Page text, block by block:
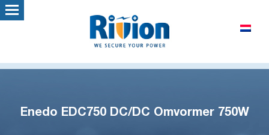
Enedo EDC750 DC/DC Omvormer 750W